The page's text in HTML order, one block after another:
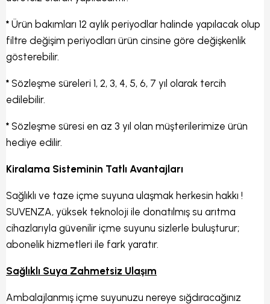
* Ürün bakımları 12 aylık periyodlar halinde yapılacak olup
filtre değişim periyodları ürün cinsine göre değişkenlik
gösterebilir.
* Sözleşme süreleri 1, 2, 3, 4, 5, 6, 7 yıl olarak tercih
edilebilir.
* Sözleşme süresi en az 3 yıl olan müşterilerimize ürün
hediye edilir.
Kiralama Sisteminin Tatlı Avantajları
Sağlıklı ve taze içme suyuna ulaşmak herkesin hakkı !
SUVENZA, yüksek teknoloji ile donatılmış su arıtma
cihazlarıyla güvenilir içme suyunu sizlerle buluşturur;
abonelik hizmetleri ile fark yaratır.
Sağlıklı Suya Zahmetsiz Ulaşım
Ambalajlanmış içme suyunuzu nereye sığdıracağınız